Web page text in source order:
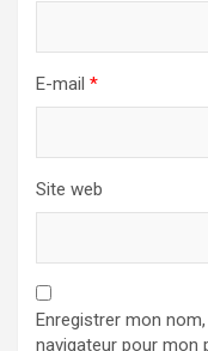
E-mail *
Site web
Enregistrer mon
navigateur pour mon